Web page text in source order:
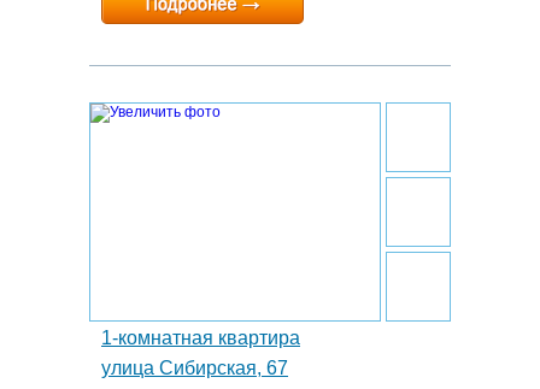
Расчетный час:12:00
1-комнатная квартира
улица Сибирская, 67